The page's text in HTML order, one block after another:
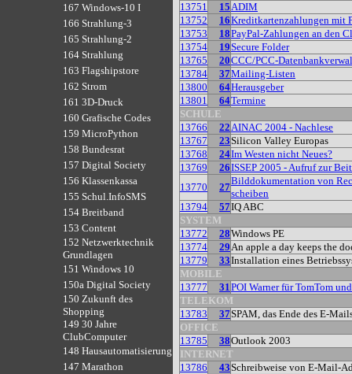
167 Windows-10 I
166 Strahlung-3
165 Strahlung-2
164 Strahlung
163 Flagshipstore
162 Strom
161 3D-Druck
160 Grafische Codes
159 MicroPython
158 Bundesrat
157 Digital Society
156 Klassenkassa
155 Schul.InfoSMS
154 Breitband
153 Content
152 Netzwerktechnik
Grundlagen
151 Windows 10
150a Digital Society
150 Zukunft des
Shopping
149 30 Jahre
ClubComputer
148 Hausautomatisierung
147 Marathon
13751
15ADIM
13752
16Kreditkartenzahlungen mit
13753
18PayPal-Zahlungen an den
13754
19Secure Folder
13765
20CCC/PCC-
13784
37Mailing-Listen
13800
64Herausgeber
13801
64Termine
SCHULE
13766
22AINAC 2004 - Nachlese
13767
23Silicon Valley Europas
13768
24Im Westen nicht Neues?
13769
26ISSEP 2005 - Aufruf zur
13770
27
Bilddokumentation von
scheiben
13794
57IQ ABC
SYSTEM
13772
28Windows PE
13774
29An apple a day keeps the
13779
33Installation eines
MOBILE
13777
31POI Warner für TomTom
TELEKOM
13783
37SPAM, das Ende des E-
OFFICE
13785
38Outlook 2003
INTERNET
13786
43Schreibweise von E-Mail-